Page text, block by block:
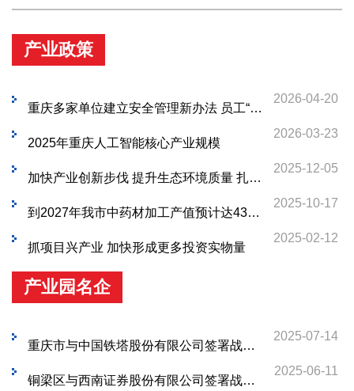
产业政策
2026-04-20
重庆多家单位建立安全管理新办法 员工“找茬”有奖励 “小投入”带动“大防控”
2026-03-23
2025年重庆人工智能核心产业规模
2025-12-05
加快产业创新步伐 提升生态环境质量 扎实推动渝西地区一体化高质量发展
2025-10-17
到2027年我市中药材加工产值预计达430亿元
2025-02-12
抓项目兴产业 加快形成更多投资实物量
产业园名企
2025-07-14
重庆市与中国铁塔股份有限公司签署战略合作框架协议
2025-06-11
铜梁区与西南证券股份有限公司签署战略合作协议